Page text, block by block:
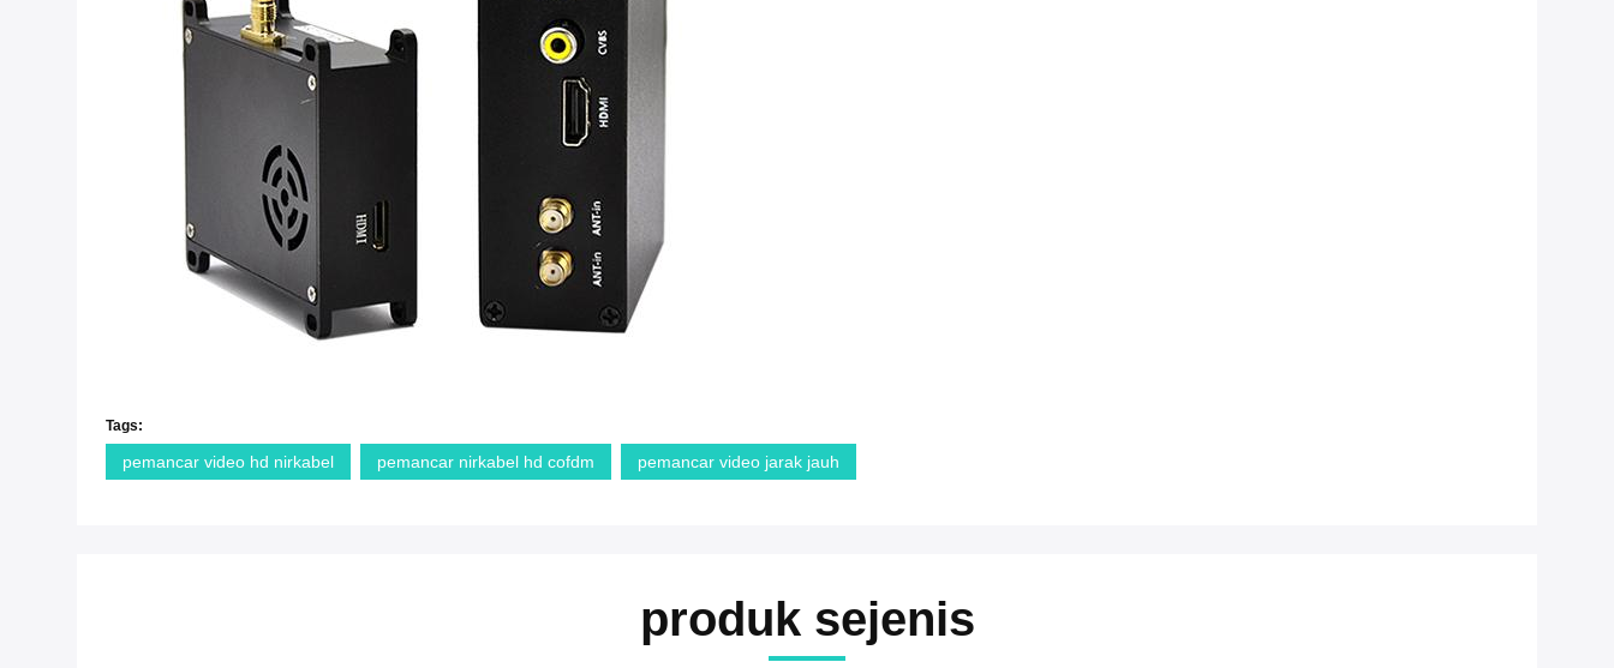
Tags:
pemancar video hd nirkabel pemancar nirkabel hd cofdm pemancar video jarak jauh
produk sejenis